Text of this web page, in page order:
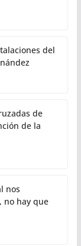
del
de
de la
nos
no hay que